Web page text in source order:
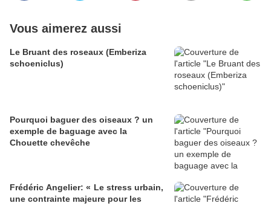
Vous aimerez aussi
Le Bruant des roseaux (Emberiza
schoeniclus)
Pourquoi baguer des oiseaux ? un
exemple de baguage avec la
Chouette chevêche
Frédéric Angelier: « Le stress urbain,
une contrainte majeure pour les